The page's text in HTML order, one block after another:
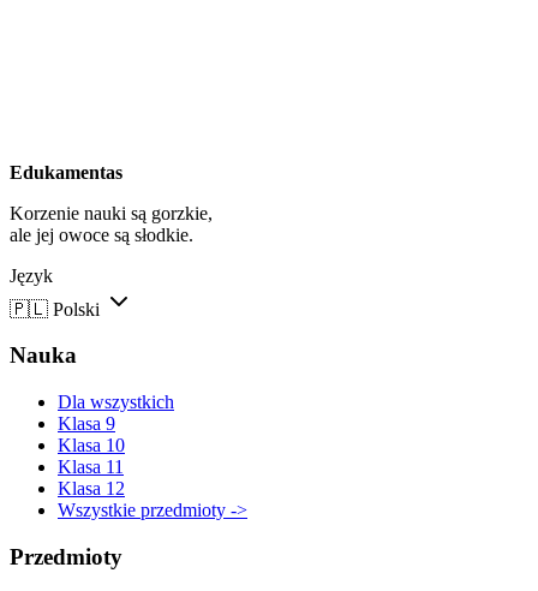
Edukamentas
Korzenie nauki są gorzkie,
ale jej owoce są słodkie.
Język
🇵🇱 Polski
Nauka
Dla wszystkich
Klasa 9
Klasa 10
Klasa 11
Klasa 12
Wszystkie przedmioty ->
Przedmioty